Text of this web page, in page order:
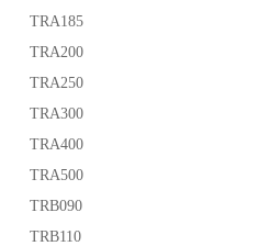
TRA185
TRA200
TRA250
TRA300
TRA400
TRA500
TRB090
TRB110